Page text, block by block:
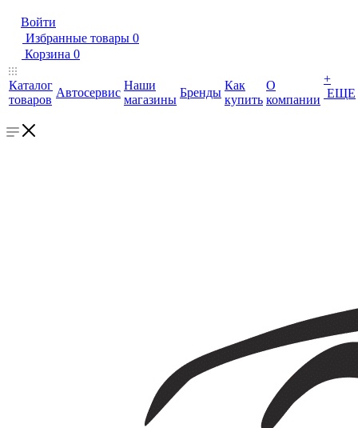
Войти
Избранные товары 0
Корзина 0
Каталог
товаров
Автосервис
Наши
магазины
Бренды
Как
купить
О
компании
+
ЕЩЕ